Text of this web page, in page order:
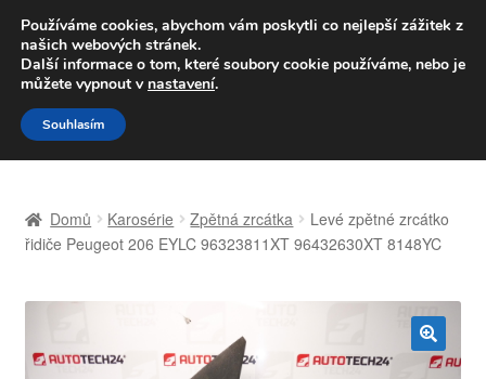
DOPRAVA od 139,-Kč
Volejte po-pá 9-16 704 494 494
Přeskočit
na
navigaci
Přejít
k
obsahu
Celosvětová doprava
Kontakt
Domů Karosérie Zpětná zrcátka
Levé zpětné zrcátko
řidiče Peugeot 206 EYLC 96323811XT 96432630XT 8148YC
🔍
Používáme cookies, abychom vám poskytli co nejlepší zážitek z
našich webových stránek.
Další informace o tom, které soubory cookie používáme, nebo je
můžete vypnout v nastavení.
Souhlasím